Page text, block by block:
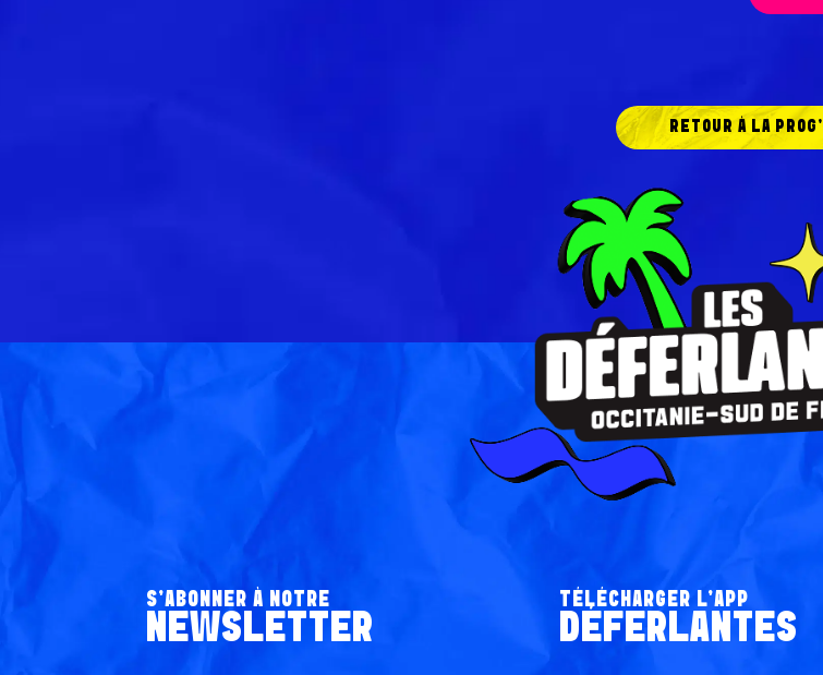
RETOUR À LA PROG'
S’ABONNER À NOTRE
NEWSLETTER
TÉLÉCHARGER L’APP
DÉFERLANTES